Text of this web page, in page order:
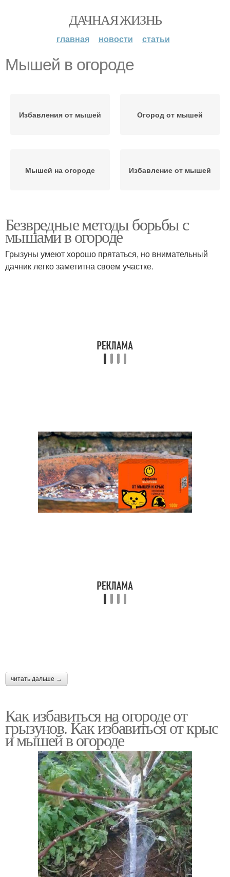
ДАЧНАЯ ЖИЗНЬ
главная новости статьи
Мышей в огороде
Избавления от мышей Огород от мышей
Мышей на огороде Избавление от мышей
Безвредные методы борьбы с
мышами в огороде
Грызуны умеют хорошо прятаться, но внимательный
дачник легко заметитна своем участке.
читать дальше →
Как избавиться на огороде от
грызунов. Как избавиться от крыс
и мышей в огороде